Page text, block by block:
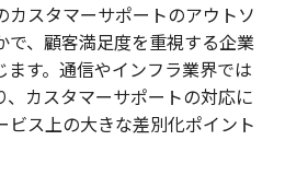
カスタマーサポートのアウトソ
で、顧客満足度を重視する企業
す。通信やインフラ業界では
、カスタマーサポートの対応に
ビス上の大きな差別化ポイント